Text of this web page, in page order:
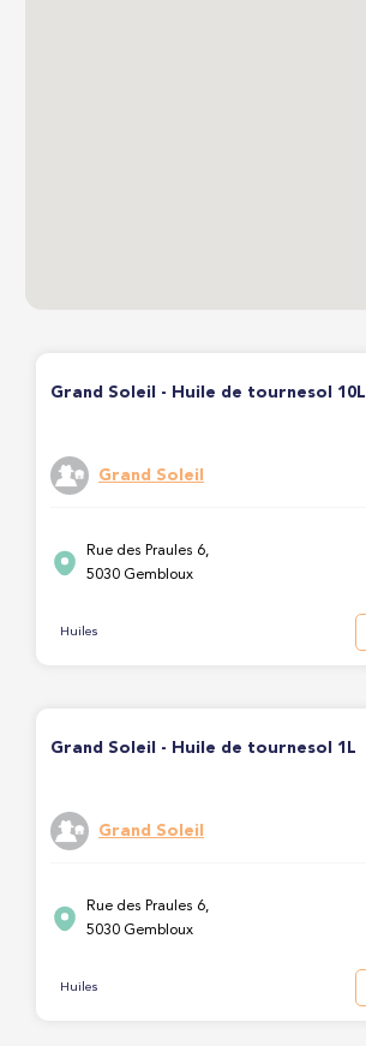
Grand Soleil - Huile de tournesol 10L
Grand Soleil
Rue des Praules 6,
5030 Gembloux
Huiles
Grand Soleil - Huile de tournesol 1L
Grand Soleil
Rue des Praules 6,
5030 Gembloux
Huiles